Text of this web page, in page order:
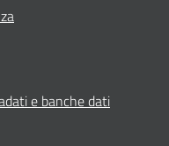
e banche dati